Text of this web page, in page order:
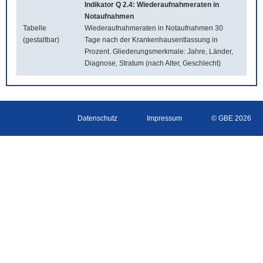
Tabelle
(gestaltbar)
Indikator Q 2.4: Wiederaufnahmeraten in
Notaufnahmen
Wiederaufnahmeraten in Notaufnahmen 30
Tage nach der Krankenhausentlassung in
Prozent. Gliederungsmerkmale: Jahre, Länder,
Diagnose, Stratum (nach Alter, Geschlecht)
Datenschutz Impressum © GBE 2026